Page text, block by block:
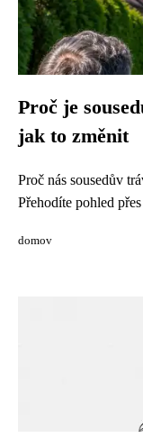
Proč je
jak to změnit
Proč nás sousedův
Přehodíte pohled
domov